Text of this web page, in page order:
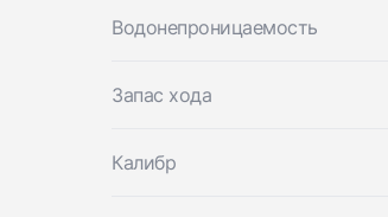
Водонепроницаемость
Запас хода
Калибр
фото ваших часов…